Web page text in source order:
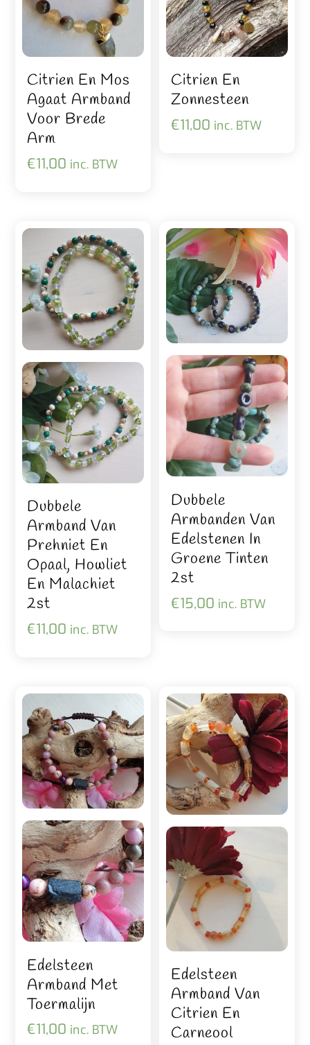
Citrien En Mos
Agaat Armband
Voor Brede
Arm
€11,00 inc. BTW
Citrien En
Zonnesteen
€11,00 inc. BTW
Dubbele
Armband Van
Prehniet En
Opaal, Howliet
En Malachiet
2st
€11,00 inc. BTW
Dubbele
Armbanden Van
Edelstenen In
Groene Tinten
2st
€15,00 inc. BTW
Edelsteen
Armband Met
Toermalijn
€11,00 inc. BTW
Edelsteen
Armband Van
Citrien En
Carneool